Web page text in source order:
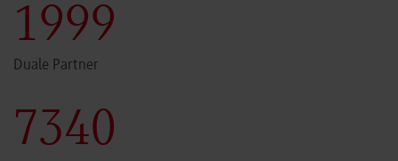
2000
Duale Partner
7341